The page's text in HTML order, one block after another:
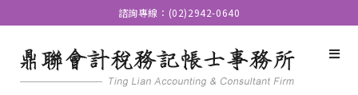
諮詢專線：(02)2942-0640